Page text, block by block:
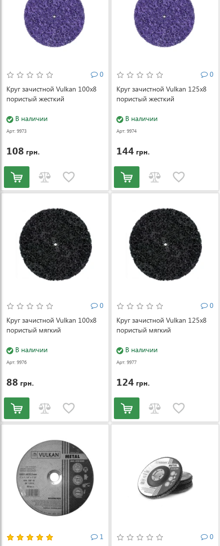
0
Круг зачистной Vulkan 100x8
пористый жесткий
В наличии
Арт: 9973
108 грн.
0
Круг зачистной Vulkan 125x8
пористый жесткий
В наличии
Арт: 9974
144 грн.
0
Круг зачистной Vulkan 100x8
пористый мягкий
В наличии
Арт: 9976
88 грн.
0
Круг зачистной Vulkan 125x8
пористый мягкий
В наличии
Арт: 9977
124 грн.
1
0